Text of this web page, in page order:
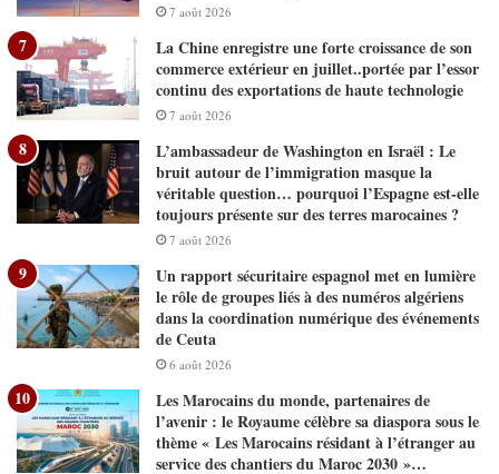
7 août 2026
La Chine enregistre une forte croissance de son
commerce extérieur en juillet..portée par l’essor
continu des exportations de haute technologie
7 août 2026
L’ambassadeur de Washington en Israël : Le
bruit autour de l’immigration masque la
véritable question… pourquoi l’Espagne est-elle
toujours présente sur des terres marocaines ?
7 août 2026
Un rapport sécuritaire espagnol met en lumière
le rôle de groupes liés à des numéros algériens
dans la coordination numérique des événements
de Ceuta
6 août 2026
Les Marocains du monde, partenaires de
l’avenir : le Royaume célèbre sa diaspora sous le
thème « Les Marocains résidant à l’étranger au
service des chantiers du Maroc 2030 »…